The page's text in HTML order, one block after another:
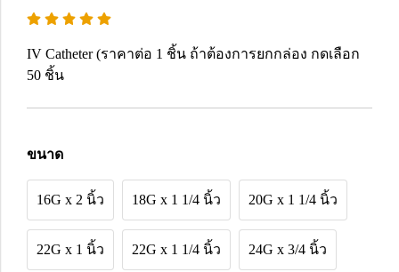
IV Catheter (ราคาต่อ 1 ชิ้น ถ้าต้องการยกกล่อง กดเลือก
50 ชิ้น
ขนาด
16G x 2 นิ้ว 18G x 1 1/4 นิ้ว 20G x 1 1/4 นิ้ว
22G x 1 นิ้ว 22G x 1 1/4 นิ้ว 24G x 3/4 นิ้ว